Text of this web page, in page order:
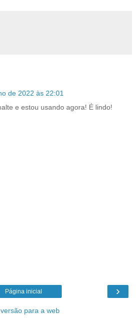
de 2022 às 22:01
e estou usando agora! É lindo!
›
Página inicial
para a web